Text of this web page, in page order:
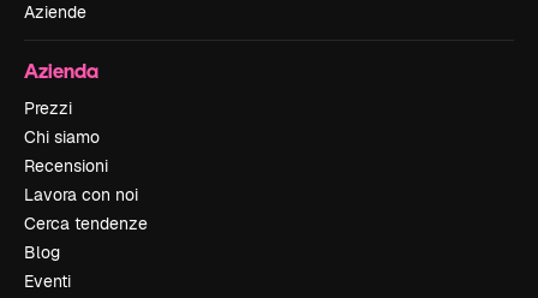
Aziende
Azienda
Prezzi
Chi siamo
Recensioni
Lavora con noi
Cerca tendenze
Blog
Eventi